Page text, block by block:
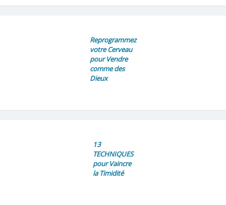
Reprogrammez
votre Cerveau
pour Vendre
comme des
Dieux
13
TECHNIQUES
pour Vaincre
la Timidité